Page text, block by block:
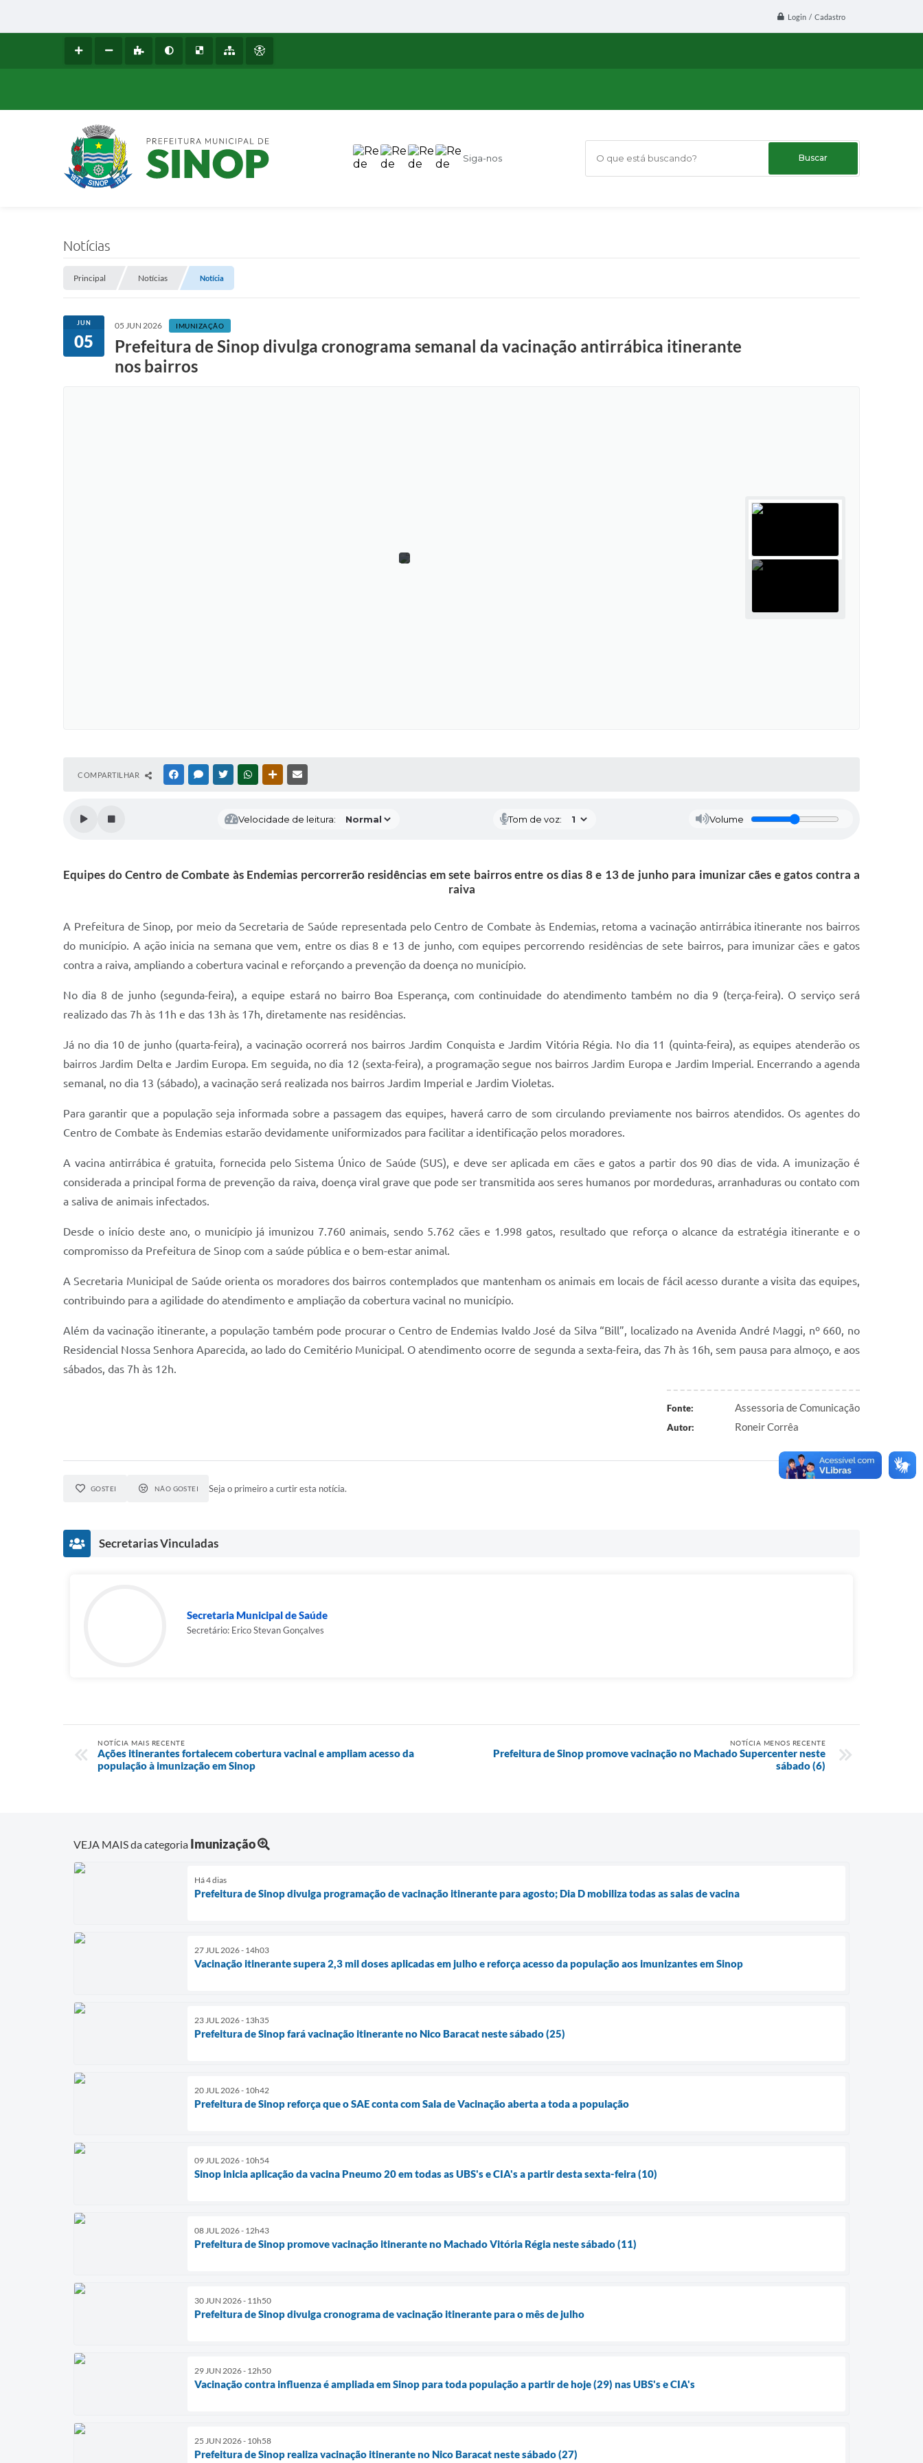
Login / Cadastro
Siga-nos O que está buscando?
Notícias
Principal Notícias Notícia
JUN
05
05 JUN 2026 IMUNIZAÇÃO
Prefeitura de Sinop divulga cronograma semanal da vacinação antirrábica itinerante
nos bairros
COMPARTILHAR FACEBOOKMESSENGER
TWITTERWHATSAPPOUTRAS MÍDIAS
Velocidade de leitura: Tom de voz: Volume
Equipes do Centro de Combate às Endemias percorrerão residências em sete bairros entre os dias 8 e 13 de junho para imunizar cães e gatos contra a
raiva
A Prefeitura de Sinop, por meio da Secretaria de Saúde representada pelo Centro de Combate às Endemias, retoma a vacinação antirrábica itinerante nos bairros
do município. A ação inicia na semana que vem, entre os dias 8 e 13 de junho, com equipes percorrendo residências de sete bairros, para imunizar cães e gatos
contra a raiva, ampliando a cobertura vacinal e reforçando a prevenção da doença no município.
No dia 8 de junho (segunda-feira), a equipe estará no bairro Boa Esperança, com continuidade do atendimento também no dia 9 (terça-feira). O serviço será
realizado das 7h às 11h e das 13h às 17h, diretamente nas residências.
Já no dia 10 de junho (quarta-feira), a vacinação ocorrerá nos bairros Jardim Conquista e Jardim Vitória Régia. No dia 11 (quinta-feira), as equipes atenderão os
bairros Jardim Delta e Jardim Europa. Em seguida, no dia 12 (sexta-feira), a programação segue nos bairros Jardim Europa e Jardim Imperial. Encerrando a agenda
semanal, no dia 13 (sábado), a vacinação será realizada nos bairros Jardim Imperial e Jardim Violetas.
Para garantir que a população seja informada sobre a passagem das equipes, haverá carro de som circulando previamente nos bairros atendidos. Os agentes do
Centro de Combate às Endemias estarão devidamente uniformizados para facilitar a identificação pelos moradores.
A vacina antirrábica é gratuita, fornecida pelo Sistema Único de Saúde (SUS), e deve ser aplicada em cães e gatos a partir dos 90 dias de vida. A imunização é
considerada a principal forma de prevenção da raiva, doença viral grave que pode ser transmitida aos seres humanos por mordeduras, arranhaduras ou contato com
a saliva de animais infectados.
Desde o início deste ano, o município já imunizou 7.760 animais, sendo 5.762 cães e 1.998 gatos, resultado que reforça o alcance da estratégia itinerante e o
compromisso da Prefeitura de Sinop com a saúde pública e o bem-estar animal.
A Secretaria Municipal de Saúde orienta os moradores dos bairros contemplados que mantenham os animais em locais de fácil acesso durante a visita das equipes,
contribuindo para a agilidade do atendimento e ampliação da cobertura vacinal no município.
Além da vacinação itinerante, a população também pode procurar o Centro de Endemias Ivaldo José da Silva “Bill”, localizado na Avenida André Maggi, nº 660, no
Residencial Nossa Senhora Aparecida, ao lado do Cemitério Municipal. O atendimento ocorre de segunda a sexta-feira, das 7h às 16h, sem pausa para almoço, e aos
sábados, das 7h às 12h.
Fonte: Assessoria de Comunicação
Autor: Roneir Corrêa
GOSTEI NÃO GOSTEI Seja o primeiro a curtir esta notícia.
Secretarias Vinculadas
Secretaria Municipal de Saúde
Secretário: Erico Stevan Gonçalves
NOTÍCIA MAIS RECENTE
Ações itinerantes fortalecem cobertura vacinal e ampliam acesso da
população à imunização em Sinop
NOTÍCIA MENOS RECENTE
Prefeitura de Sinop promove vacinação no Machado Supercenter neste
sábado (6)
VEJA MAIS da categoria Imunização
Há 4 dias
Prefeitura de Sinop divulga programação de vacinação itinerante para agosto; Dia D mobiliza todas as salas de vacina
27 JUL 2026 - 14h03
Vacinação itinerante supera 2,3 mil doses aplicadas em julho e reforça acesso da população aos imunizantes em Sinop
23 JUL 2026 - 13h35
Prefeitura de Sinop fará vacinação itinerante no Nico Baracat neste sábado (25)
20 JUL 2026 - 10h42
Prefeitura de Sinop reforça que o SAE conta com Sala de Vacinação aberta a toda a população
09 JUL 2026 - 10h54
Sinop inicia aplicação da vacina Pneumo 20 em todas as UBS's e CIA's a partir desta sexta-feira (10)
08 JUL 2026 - 12h43
Prefeitura de Sinop promove vacinação itinerante no Machado Vitória Régia neste sábado (11)
30 JUN 2026 - 11h50
Prefeitura de Sinop divulga cronograma de vacinação itinerante para o mês de julho
29 JUN 2026 - 12h50
Vacinação contra influenza é ampliada em Sinop para toda população a partir de hoje (29) nas UBS's e CIA's
25 JUN 2026 - 10h58
Prefeitura de Sinop realiza vacinação itinerante no Nico Baracat neste sábado (27)